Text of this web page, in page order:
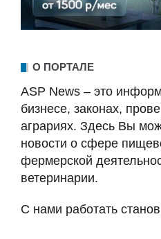
О ПОРТАЛЕ
ASP News – это
бизнесе, законах,
аграриях. Здесь Вы
новости о сфере
фермерской
ветеринарии.
С нами работать